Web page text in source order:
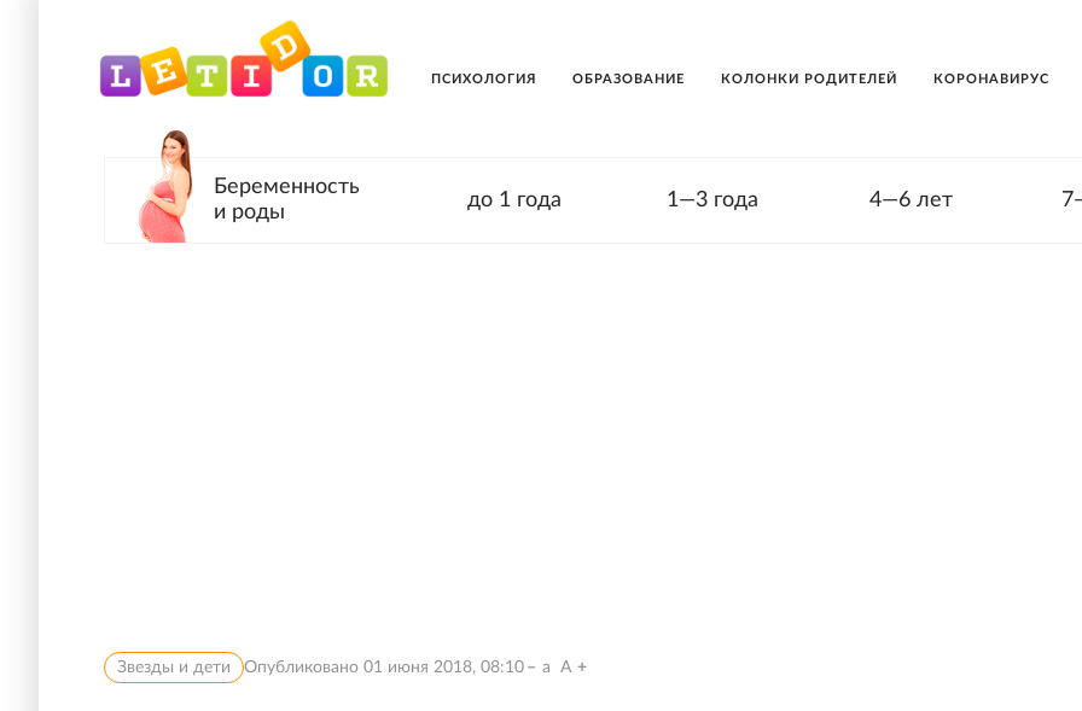
ПСИХОЛОГИЯ ОБРАЗОВАНИЕ КОЛОНКИ РОДИТЕЛЕЙ КОРОНАВИРУС
Беременность
и роды
до 1 года 1—3 года 4—6 лет
Звезды и дети Опубликовано 01 июня 2018, 08:10 a A